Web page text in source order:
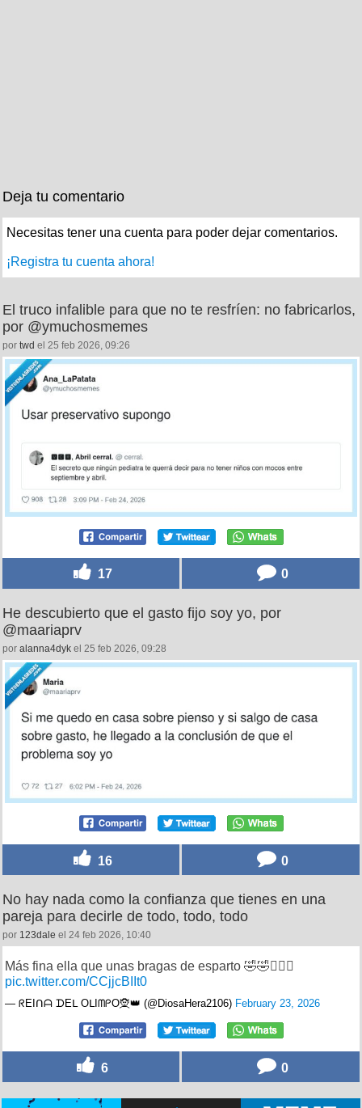
Deja tu comentario
Necesitas tener una cuenta para poder dejar comentarios.
¡Registra tu cuenta ahora!
El truco infalible para que no te resfríen: no fabricarlos,
por @ymuchosmemes
por twd el 25 feb 2026, 09:26
17 0
He descubierto que el gasto fijo soy yo, por
@maariaprv
por alanna4dyk el 25 feb 2026, 09:28
16 0
No hay nada como la confianza que tienes en una
pareja para decirle de todo, todo, todo
por 123dale el 24 feb 2026, 10:40
Más fina ella que unas bragas de esparto 🤣🤣🤦🏻‍♀️
pic.twitter.com/CCjjcBIIt0
— ᖇEIᑎᗩ ᗪEᒪ OᒪIᗰᑭO🧝👑 (@DiosaHera2106) February 23, 2026
6 0